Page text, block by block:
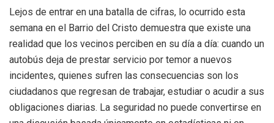
Lejos de entrar en una batalla de cifras, lo ocurrido esta
semana en el Barrio del Cristo demuestra que existe una
realidad que los vecinos perciben en su día a día: cuando un
autobús deja de prestar servicio por temor a nuevos
incidentes, quienes sufren las consecuencias son los
ciudadanos que regresan de trabajar, estudiar o acudir a sus
obligaciones diarias. La seguridad no puede convertirse en